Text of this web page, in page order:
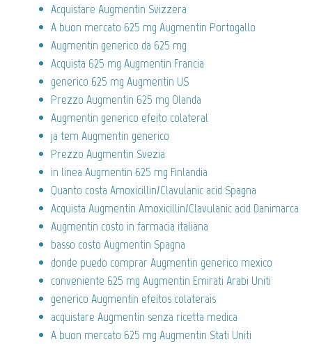
Acquistare Augmentin Svizzera
A buon mercato 625 mg Augmentin Portogallo
Augmentin generico da 625 mg
Acquista 625 mg Augmentin Francia
generico 625 mg Augmentin US
Prezzo Augmentin 625 mg Olanda
Augmentin generico efeito colateral
ja tem Augmentin generico
Prezzo Augmentin Svezia
in linea Augmentin 625 mg Finlandia
Quanto costa Amoxicillin/Clavulanic acid Spagna
Acquista Augmentin Amoxicillin/Clavulanic acid Danimarca
Augmentin costo in farmacia italiana
basso costo Augmentin Spagna
donde puedo comprar Augmentin generico mexico
conveniente 625 mg Augmentin Emirati Arabi Uniti
generico Augmentin efeitos colaterais
acquistare Augmentin senza ricetta medica
A buon mercato 625 mg Augmentin Stati Uniti